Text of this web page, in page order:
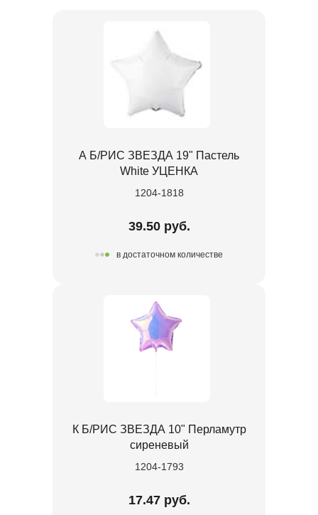
А Б/РИС ЗВЕЗДА 19" Пастель
White УЦЕНКА
1204-1818
39.50 руб.
в достаточном количестве
К Б/РИС ЗВЕЗДА 10" Перламутр
сиреневый
1204-1793
17.47 руб.